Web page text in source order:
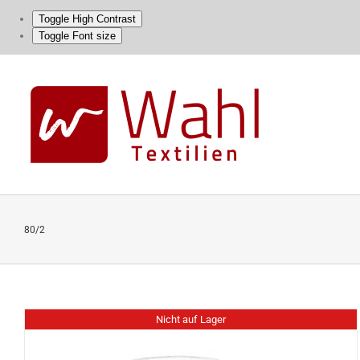
Toggle High Contrast
Toggle Font size
content
80/2
Nicht auf Lager